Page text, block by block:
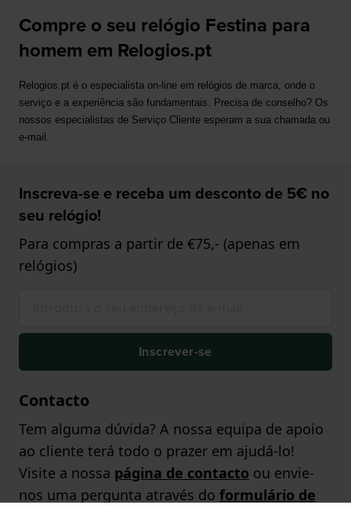
Compre o seu relógio Festina para
homem em Relogios.pt
Relogios.pt é o especialista on-line em relógios de marca, onde o
serviço e a experiência são fundamentais. Precisa de conselho? Os
nossos especialistas de Serviço Cliente esperam a sua chamada ou
e-mail.
Inscreva-se e receba um desconto de 5€ no
seu relógio!
Para compras a partir de €75,- (apenas em
relógios)
Inscrever-se
Contacto
Tem alguma dúvida? A nossa equipa de apoio
ao cliente terá todo o prazer em ajudá-lo!
Visite a nossa página de contacto ou envie-
nos uma pergunta através do formulário de